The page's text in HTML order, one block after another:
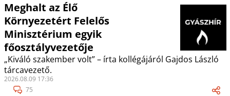
Meghalt az Élő
Környezetért Felelős
Minisztérium egyik
főosztályvezetője
„Kiváló szakember volt” – írta kollégájáról Gajdos László
tárcavezető.
2026.08.09 17:36
75